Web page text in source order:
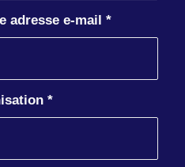
adresse e-mail *
*